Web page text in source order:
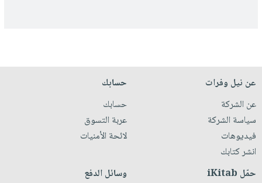
عن نيل وفرات
عن الشركة
سياسة الشركة
فيديوهات
انشر كتابك
حسابك
حسابك
عربة التسوق
لائحة الأمنيات
حمّل iKitab وسائل الدفع